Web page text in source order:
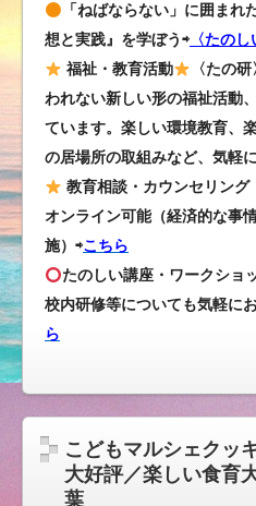
「ねばならない」に囲ま
想と実践』を学ぼう⇨ 〈たの
福祉・教育活動
〈たの
われない新しい形の福祉活動
ています。楽しい環境教育、
の居場所の取組みなど、気軽
教育相談・カウンセリング
オンライン可能（経済的な事
施）⇨こちら
たのしい講座・ワークショ
校内研修等についても気軽に
ら
こどもマルシェクッ
大好評／楽しい食育
葉